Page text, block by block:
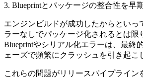
3. Blueprintとパッケージの整合性を早
エンジンビルドが成功したからといっ
ラーなしでパッケージ化されるとは限
Blueprintやシリアル化エラーは、最終
ェーズで頻繁にクラッシュを引き起こ
これらの問題がリリースパイプライン